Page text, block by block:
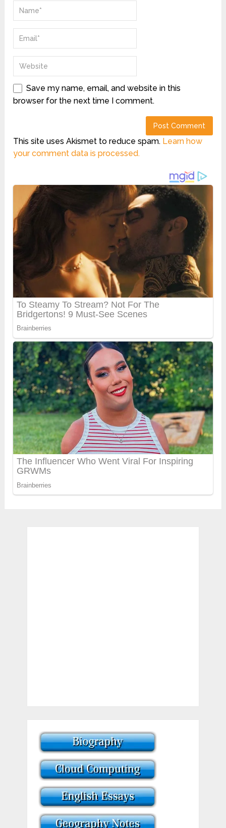
Save my name, email, and website in this
browser for the next time I comment.
This site uses Akismet to reduce spam. Learn how
your comment data is processed.